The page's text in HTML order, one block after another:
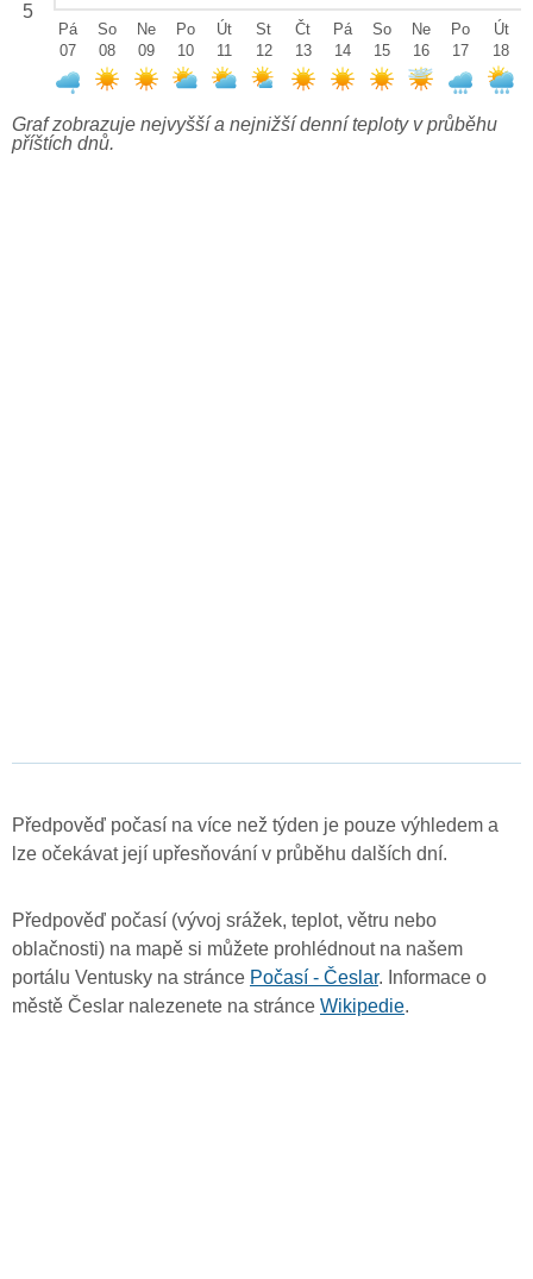
5
Pá
07
So
08
Ne
09
Po
10
Út
11
St
12
Čt
13
Pá
14
So
15
Ne
16
Po
17
Út
18
Graf zobrazuje nejvyšší a nejnižší denní teploty v průběhu
příštích dnů.
Předpověď počasí na více než týden je pouze výhledem a
lze očekávat její upřesňování v průběhu dalších dní.
Předpověď počasí (vývoj srážek, teplot, větru nebo
oblačnosti) na mapě si můžete prohlédnout na našem
portálu Ventusky na stránce Počasí - Česlar. Informace o
městě Česlar nalezenete na stránce Wikipedie.